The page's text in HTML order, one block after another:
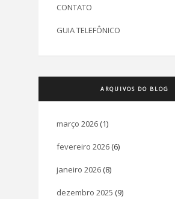
CONTATO
GUIA TELEFÔNICO
ARQUIVOS DO BLOG
março 2026 (1)
fevereiro 2026 (6)
janeiro 2026 (8)
dezembro 2025 (9)